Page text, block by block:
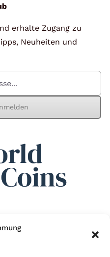
erhalte Zugang zu
Neuheiten und